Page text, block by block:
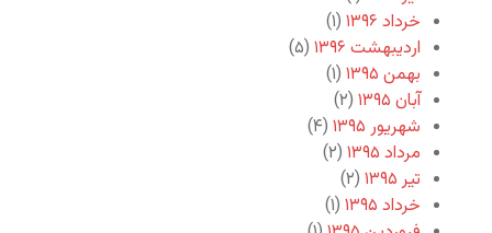
خرداد ۱۳۹۶
(۱)
اردیبهشت ۱۳۹۶
(۵)
بهمن ۱۳۹۵
(۱)
آبان ۱۳۹۵
(۲)
شهریور ۱۳۹۵
(۴)
مرداد ۱۳۹۵
(۲)
تیر ۱۳۹۵
(۲)
خرداد ۱۳۹۵
(۱)